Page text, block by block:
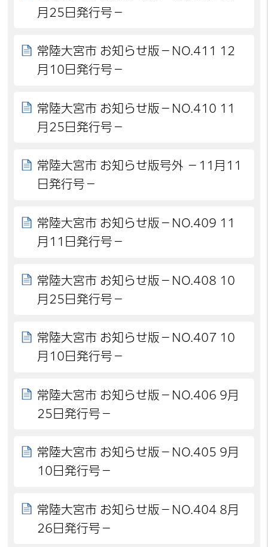
月25日発行号－
常陸大宮市 お知らせ版－NO.411 12
月10日発行号－
常陸大宮市 お知らせ版－NO.410 11
月25日発行号－
常陸大宮市 お知らせ版号外 －11月11
日発行号－
常陸大宮市 お知らせ版－NO.409 11
月11日発行号－
常陸大宮市 お知らせ版－NO.408 10
月25日発行号－
常陸大宮市 お知らせ版－NO.407 10
月10日発行号－
常陸大宮市 お知らせ版－NO.406 9月
25日発行号－
常陸大宮市 お知らせ版－NO.405 9月
10日発行号－
常陸大宮市 お知らせ版－NO.404 8月
26日発行号－